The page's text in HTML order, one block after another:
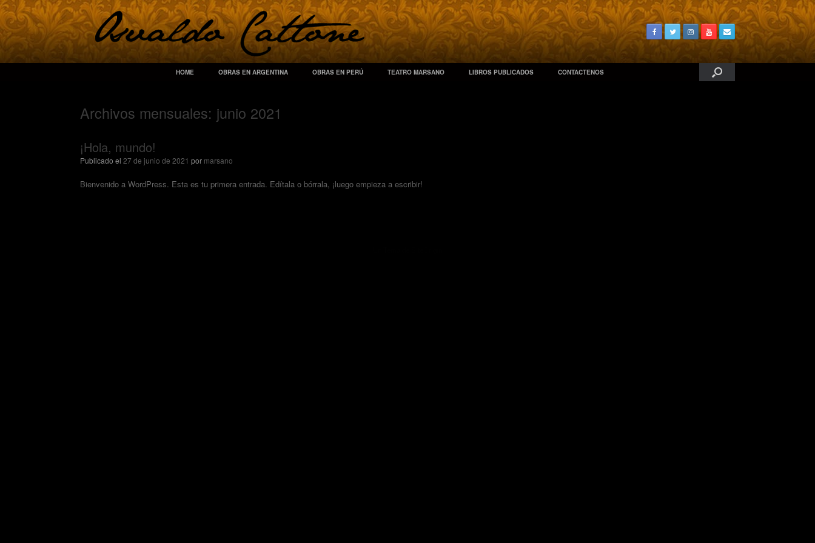
Saltar
al
contenido
HOME OBRAS EN ARGENTINA OBRAS EN PERÚ TEATRO MARSANO LIBROS PUBLICADOS CONTACTENOS
Archivos mensuales: junio 2021
¡Hola, mundo!
Publicado el 27 de junio de 2021 por marsano
Bienvenido a WordPress. Esta es tu primera entrada. Edítala o bórrala, ¡luego empieza a escribir!